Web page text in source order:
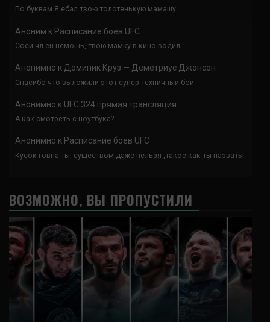
По буквам Я ебал твою толстенькую мамашу
Аноним к Расписание боев UFC
Соси чл.ен немощь, твою мамку в кино водил
Анонимно к Доминик Круз — Деметриус Джонсон
Спасибо что выложили этот супер техничный бой
Анонимно к UFC 324 прямая трансляция
А как смотреть с ноутбука?
Анонимно к Расписание боев UFC
Кусок говна ты, существом даже нельзя ,такое как ты назвать!
ВОЗМОЖНО, ВЫ ПРОПУСТИЛИ